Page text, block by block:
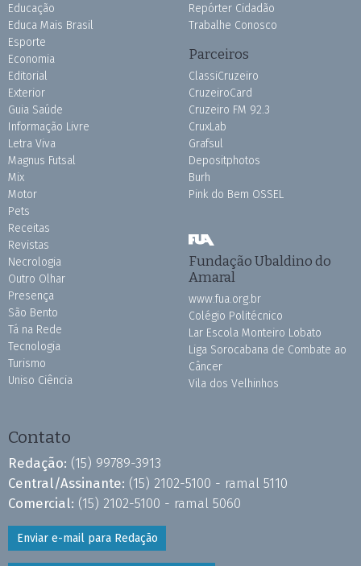
Educação
Educa Mais Brasil
Esporte
Economia
Editorial
Exterior
Guia Saúde
Informação Livre
Letra Viva
Magnus Futsal
Mix
Motor
Pets
Receitas
Revistas
Necrologia
Outro Olhar
Presença
São Bento
Tá na Rede
Tecnologia
Turismo
Uniso Ciência
Repórter Cidadão
Trabalhe Conosco
Parceiros
ClassiCruzeiro
CruzeiroCard
Cruzeiro FM 92.3
CruxLab
Grafsul
Depositphotos
Burh
Pink do Bem OSSEL
Fundação Ubaldino do
Amaral
www.fua.org.br
Colégio Politécnico
Lar Escola Monteiro Lobato
Liga Sorocabana de Combate ao
Câncer
Vila dos Velhinhos
Contato
Redação: (15) 99789-3913
Central/Assinante: (15) 2102-5100 - ramal 5110
Comercial: (15) 2102-5100 - ramal 5060
Enviar e-mail para Redação